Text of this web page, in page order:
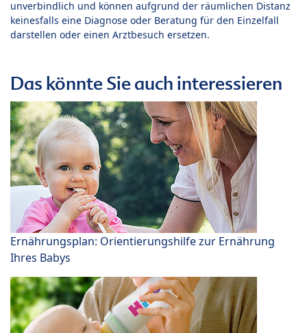
unverbindlich und können aufgrund der räumlichen Distanz
keinesfalls eine Diagnose oder Beratung für den Einzelfall
darstellen oder einen Arztbesuch ersetzen.
Das könnte Sie auch interessieren
Ernährungsplan: Orientierungshilfe zur Ernährung
Ihres Babys